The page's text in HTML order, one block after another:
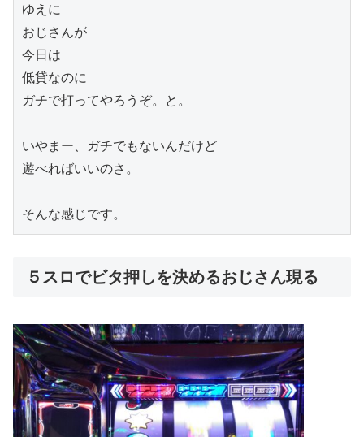
ゆえに
おじさんが
今日は
低貸なのに
ガチで打ってやろうぞ。と。
いやまー、ガチでもないんだけど
遊べればいいのさ。
そんな感じです。
５スロでビタ押しを決めるおじさん現る